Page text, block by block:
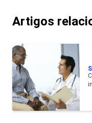
Artigos